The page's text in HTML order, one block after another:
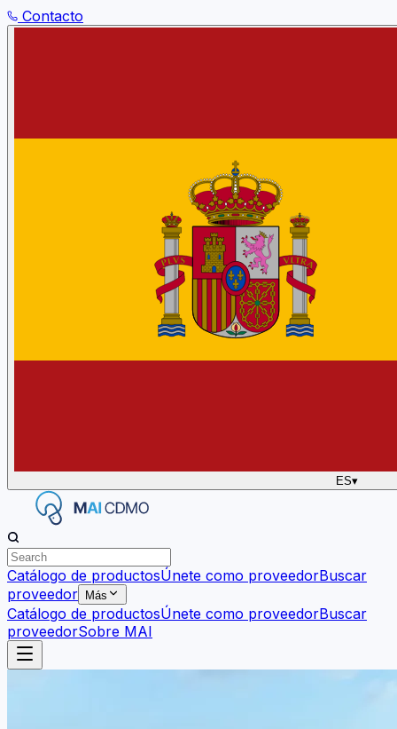
Contacto
ES▾
Catálogo de productosÚnete como proveedorBuscar
proveedor
Más
Catálogo de productosÚnete como proveedorBuscar
proveedorSobre MAI